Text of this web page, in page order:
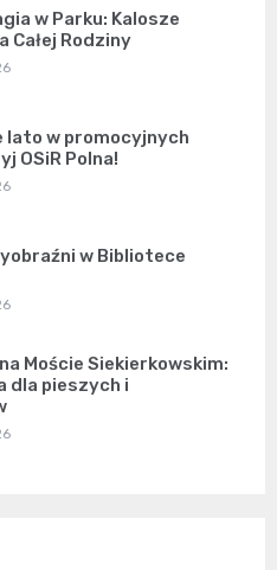
w Parku: Kalosze
Całej Rodziny
lato w promocyjnych
OSiR Polna!
w Bibliotece
Moście Siekierkowskim:
dla pieszych i